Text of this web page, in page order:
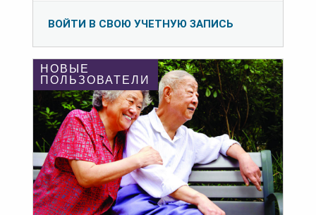
ВОЙТИ В СВОЮ УЧЕТНУЮ ЗАПИСЬ
НОВЫЕ
ПОЛЬЗОВАТЕЛИ